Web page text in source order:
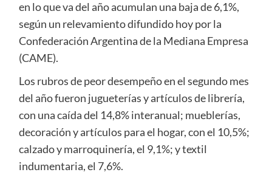
en lo que va del año acumulan una baja de 6,1%,
según un relevamiento difundido hoy por la
Confederación Argentina de la Mediana Empresa
(CAME).
Los rubros de peor desempeño en el segundo mes
del año fueron jugueterías y artículos de librería,
con una caída del 14,8% interanual; mueblerías,
decoración y artículos para el hogar, con el 10,5%;
calzado y marroquinería, el 9,1%; y textil
indumentaria, el 7,6%.